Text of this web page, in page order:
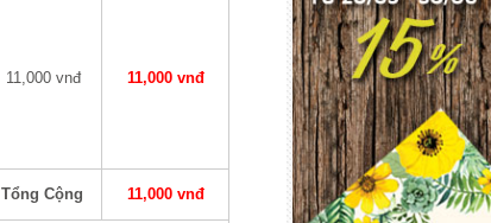
11,000 vnđ 11,000 vnđ
Tổng Cộng 11,000 vnđ